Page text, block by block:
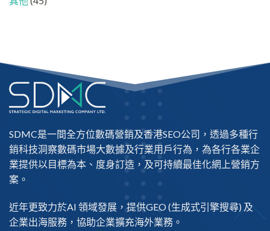
SDMC是一間全方位數碼營銷及香港SEO公司 ，透過多種行
銷科技洞察數碼市場大數據及行業用戶行為，為各行各業企
業提供以目標為本、度身訂造，及可持續最佳化網上營銷方
案。
近年更致力於AI 領域發展，提供GEO(生成式引擎搜尋) 及
企業出海服務，協助企業擴充海外業務。